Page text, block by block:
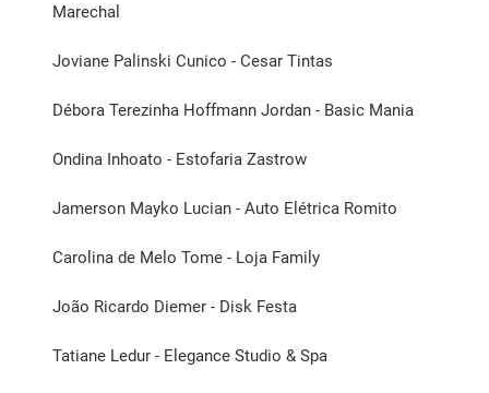
Marechal
Joviane Palinski Cunico - Cesar Tintas
Débora Terezinha Hoffmann Jordan - Basic Mania
Ondina Inhoato - Estofaria Zastrow
Jamerson Mayko Lucian - Auto Elétrica Romito
Carolina de Melo Tome - Loja Family
João Ricardo Diemer - Disk Festa
Tatiane Ledur - Elegance Studio & Spa